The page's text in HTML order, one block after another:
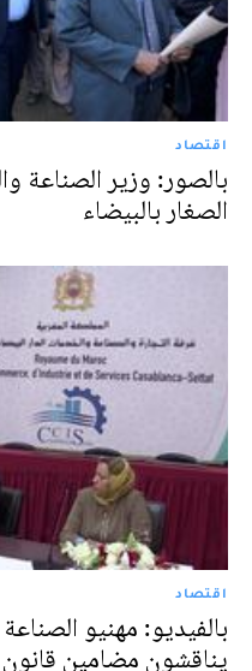
اقتصاد
بالصور: وزير الصناعة
الصغار بالبيضاء
اقتصاد
بالفيديو: مهنيو
يناقشون مضامين قانون